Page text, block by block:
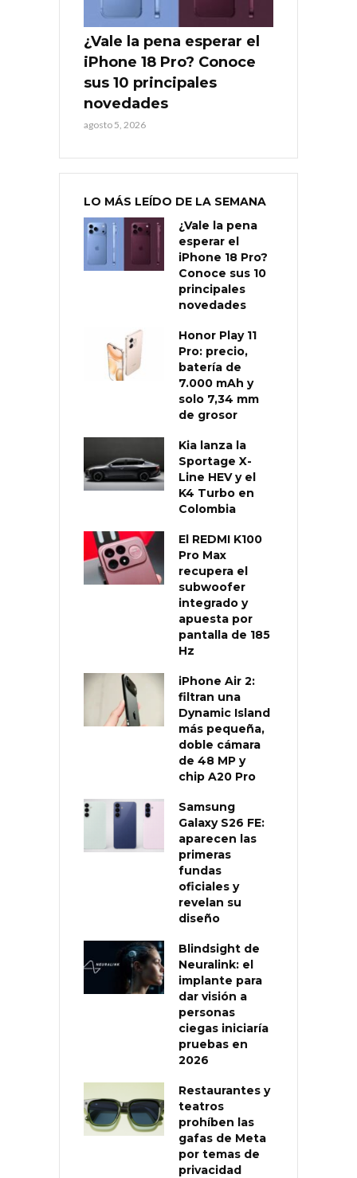
¿Vale la pena esperar el
iPhone 18 Pro? Conoce
sus 10 principales
novedades
agosto 5, 2026
LO MÁS LEÍDO DE LA SEMANA
¿Vale la pena
esperar el
iPhone 18 Pro?
Conoce sus 10
principales
novedades
Honor Play 11
Pro: precio,
batería de
7.000 mAh y
solo 7,34 mm
de grosor
Kia lanza la
Sportage X-
Line HEV y el
K4 Turbo en
Colombia
El REDMI K100
Pro Max
recupera el
subwoofer
integrado y
apuesta por
pantalla de 185
Hz
iPhone Air 2:
filtran una
Dynamic Island
más pequeña,
doble cámara
de 48 MP y
chip A20 Pro
Samsung
Galaxy S26 FE:
aparecen las
primeras
fundas
oficiales y
revelan su
diseño
Blindsight de
Neuralink: el
implante para
dar visión a
personas
ciegas iniciaría
pruebas en
2026
Restaurantes y
teatros
prohíben las
gafas de Meta
por temas de
privacidad